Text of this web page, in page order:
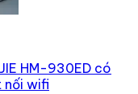
HM-930ED có
nối wifi